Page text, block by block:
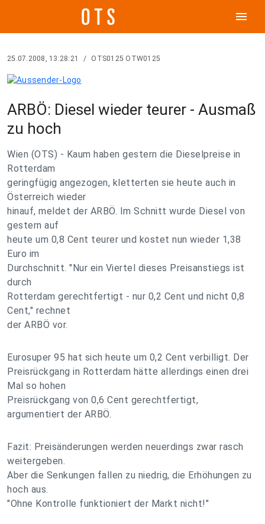
menu
25.07.2008, 13:28:21 / OTS0125 OTW0125
ARBÖ: Diesel wieder teurer - Ausmaß
zu hoch
Wien (OTS) - Kaum haben gestern die Dieselpreise in
Rotterdam
geringfügig angezogen, kletterten sie heute auch in
Österreich wieder
hinauf, meldet der ARBÖ. Im Schnitt wurde Diesel von
gestern auf
heute um 0,8 Cent teurer und kostet nun wieder 1,38
Euro im
Durchschnitt. "Nur ein Viertel dieses Preisanstiegs ist
durch
Rotterdam gerechtfertigt - nur 0,2 Cent und nicht 0,8
Cent," rechnet
der ARBÖ vor.
Eurosuper 95 hat sich heute um 0,2 Cent verbilligt. Der
Preisrückgang in Rotterdam hätte allerdings einen drei
Mal so hohen
Preisrückgang von 0,6 Cent gerechtfertigt,
argumentiert der ARBÖ.
Fazit: Preisänderungen werden neuerdings zwar rasch
weitergeben.
Aber die Senkungen fallen zu niedrig, die Erhöhungen zu
hoch aus.
"Ohne Kontrolle funktioniert der Markt nicht!"